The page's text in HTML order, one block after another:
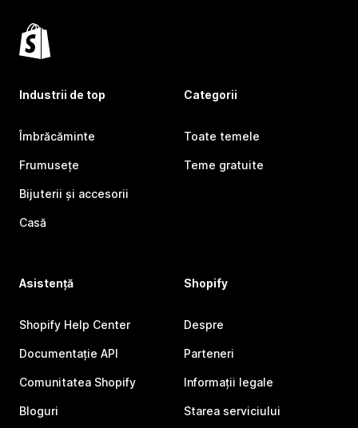
Industrii de top
Îmbrăcăminte
Frumusețe
Bijuterii și accesorii
Casă
Categorii
Toate temele
Teme gratuite
Asistență
Shopify Help Center
Documentație API
Comunitatea Shopify
Bloguri
Shopify
Despre
Parteneri
Informații legale
Starea serviciului